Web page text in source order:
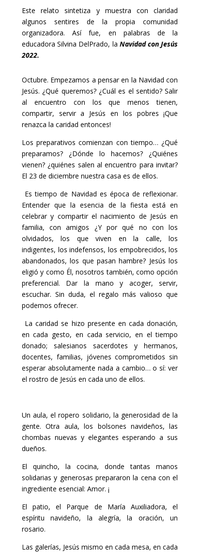
Este relato sintetiza y muestra con claridad
algunos sentires de la propia comunidad
organizadora. Así fue, en palabras de la
educadora Silvina DelPrado, la Navidad con Jesús
2022.
Octubre. Empezamos a pensar en la Navidad con
Jesús. ¿Qué queremos? ¿Cuál es el sentido? Salir
al encuentro con los que menos tienen,
compartir, servir a Jesús en los pobres ¡Que
renazca la caridad entonces!
Los preparativos comienzan con tiempo… ¿Qué
preparamos? ¿Dónde lo hacemos? ¿Quiénes
vienen? ¿quiénes salen al encuentro para invitar?
El 23 de diciembre nuestra casa es de ellos.
Es tiempo de Navidad es época de reflexionar.
Entender que la esencia de la fiesta está en
celebrar y compartir el nacimiento de Jesús en
familia, con amigos ¿Y por qué no con los
olvidados, los que viven en la calle, los
indigentes, los indefensos, los empobrecidos, los
abandonados, los que pasan hambre? Jesús los
eligió y como Él, nosotros también, como opción
preferencial. Dar la mano y acoger, servir,
escuchar. Sin duda, el regalo más valioso que
podemos ofrecer.
La caridad se hizo presente en cada donación,
en cada gesto, en cada servicio, en el tiempo
donado; salesianos sacerdotes y hermanos,
docentes, familias, jóvenes comprometidos sin
esperar absolutamente nada a cambio… o sí: ver
el rostro de Jesús en cada uno de ellos.
Un aula, el ropero solidario, la generosidad de la
gente.Otra aula, los bolsones navideños, las
chombas nuevas y elegantes esperando a sus
dueños.
El quincho, la cocina, donde tantas manos
solidarias y generosas prepararon la cena con el
ingrediente esencial: Amor. ¡
El patio, el Parque de María Auxiliadora, el
espíritu navideño, la alegría, la oración, un
rosario.
Las galerías, Jesús mismo en cada mesa, en cada